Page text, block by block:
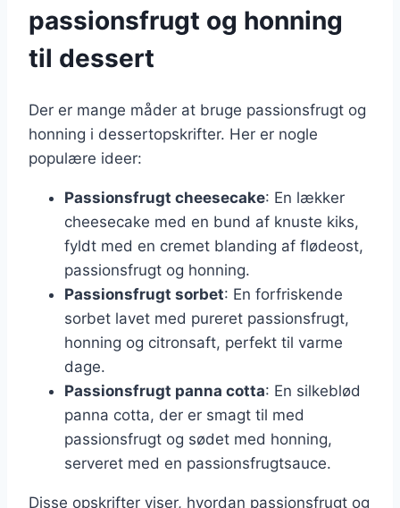
passionsfrugt og honning
til dessert
Der er mange måder at bruge passionsfrugt og
honning i dessertopskrifter. Her er nogle
populære ideer:
Passionsfrugt cheesecake: En lækker
cheesecake med en bund af knuste kiks,
fyldt med en cremet blanding af flødeost,
passionsfrugt og honning.
Passionsfrugt sorbet: En forfriskende
sorbet lavet med pureret passionsfrugt,
honning og citronsaft, perfekt til varme
dage.
Passionsfrugt panna cotta: En silkeblød
panna cotta, der er smagt til med
passionsfrugt og sødet med honning,
serveret med en passionsfrugtsauce.
Disse opskrifter viser, hvordan passionsfrugt og